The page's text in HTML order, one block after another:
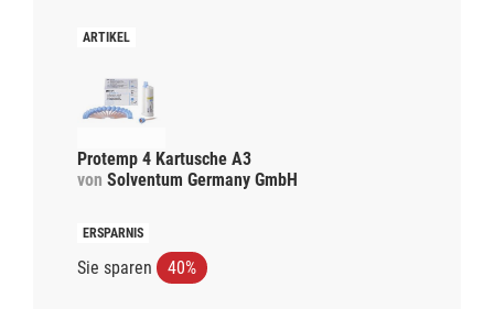
Protemp 4 Kartusche A3
von Solventum Germany GmbH
Sie sparen 40%